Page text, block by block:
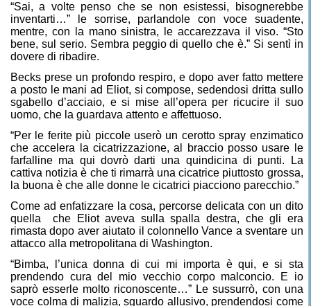
“Sai, a volte penso che se non esistessi, bisognerebbe
inventarti…” le sorrise, parlandole con voce suadente,
mentre, con la mano sinistra, le accarezzava il viso. “Sto
bene, sul serio. Sembra peggio di quello che è.” Si sentì in
dovere di ribadire.
Becks prese un profondo respiro, e dopo aver fatto mettere
a posto le mani ad Eliot, si compose, sedendosi dritta sullo
sgabello d’acciaio, e si mise all’opera per ricucire il suo
uomo, che la guardava attento e affettuoso.
“Per le ferite più piccole userò un cerotto spray enzimatico
che accelera la cicatrizzazione, al braccio posso usare le
farfalline ma qui dovrò darti una quindicina di punti. La
cattiva notizia è che ti rimarrà una cicatrice piuttosto grossa,
la buona è che alle donne le cicatrici piacciono parecchio.”
Come ad enfatizzare la cosa, percorse delicata con un dito
quella
che Eliot aveva sulla spalla destra, che gli era
rimasta dopo aver aiutato il colonnello Vance a sventare un
attacco alla metropolitana di Washington.
“Bimba, l’unica donna di cui mi importa è qui, e si sta
prendendo cura del mio vecchio corpo malconcio. E io
saprò esserle molto riconoscente…” Le sussurrò, con una
voce colma di malizia, sguardo allusivo, prendendosi come